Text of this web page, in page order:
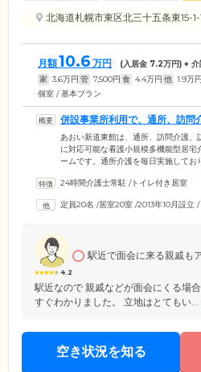
北海道札幌市東区北三十五条東15-1-
月額10.6 万円 (入居金 7.2万円) +
家 3.6万円 管 7,500円 食 4.4万円 他 1.9万円
個室 / 基本プラン
併設事業所利用で、通所、訪問
いただけます
あおい新道東館は、通所、訪問介護
に対応可能な看護小規模多機能型居
ームです。通所介護を毎日実施して
おりますので、日中の時間を有意義に
フなので、人見知りの方も安心です。
24時間介護士常駐 /トイレ付き居室
定員20名 /居室20室 /2013年10月設立 /
4.2
駅近で面会に来る親戚もア
駅近なので 親戚などが面会にくる場
すぐわかりました。 立地はとてもい...
空き状況を知る